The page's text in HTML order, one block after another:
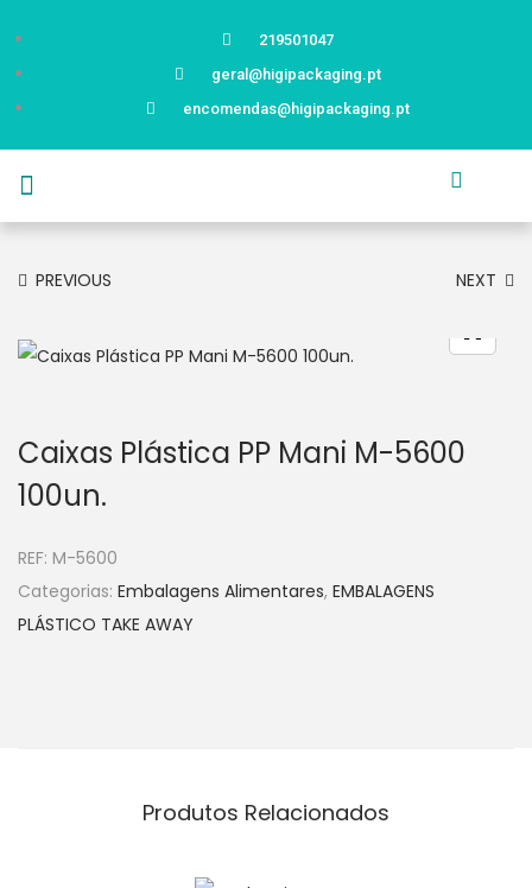
219501047
geral@higipackaging.pt
encomendas@higipackaging.pt
PREVIOUS NEXT
Caixas Plástica PP Mani M-5600
100un.
REF: M-5600
Categorias: Embalagens Alimentares, EMBALAGENS
PLÁSTICO TAKE AWAY
Produtos Relacionados